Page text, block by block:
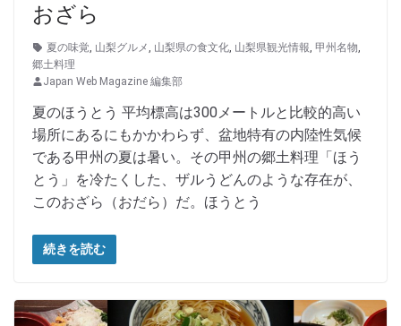
おざら
夏の味覚, 山梨グルメ, 山梨県の食文化, 山梨県観光情報, 甲州名物,
郷土料理
Japan Web Magazine 編集部
夏のほうとう 平均標高は300メートルと比較的高い
場所にあるにもかかわらず、盆地特有の内陸性気候
である甲州の夏は暑い。その甲州の郷土料理「ほう
とう」を冷たくした、ザルうどんのような存在が、
このおざら（おだら）だ。ほうとう
続きを読む